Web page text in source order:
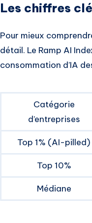
Les chiffres
Pour mieux
détail. Le Ramp AI
consommation d’IA
Catégorie
d’entreprises
Top 1% (AI-pilled)
Top 10%
Médiane